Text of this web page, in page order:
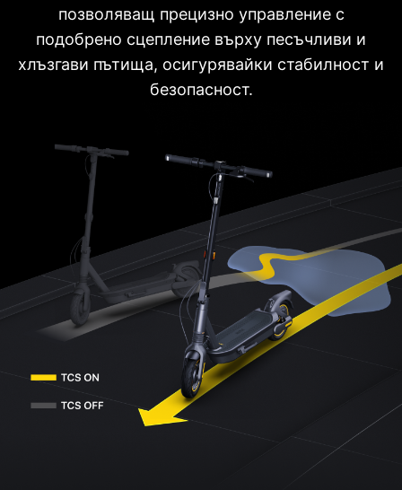
позволяващ прецизно управление с
подобрено сцепление върху песъчливи и
хлъзгави пътища, осигурявайки стабилност и
безопасност.